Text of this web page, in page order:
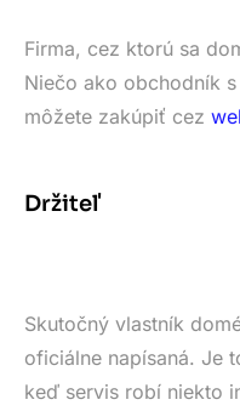
Firma, cez ktorú sa
Niečo ako obchodník
môžete zakúpiť cez
Držiteľ
Skutočný vlastník
oficiálne napísaná. Je
keď servis robí niekto